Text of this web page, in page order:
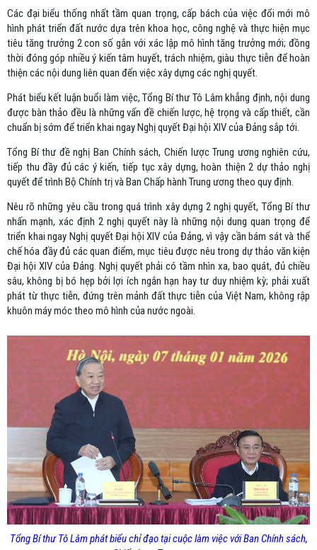
Các đại biểu thống nhất tầm quan trọng, cấp bách của việc đổi mới mô
hình phát triển đất nước dựa trên khoa học, công nghệ và thực hiện mục
tiêu tăng trưởng 2 con số gắn với xác lập mô hình tăng trưởng mới; đồng
thời đóng góp nhiều ý kiến tâm huyết, trách nhiệm, giàu thực tiễn để hoàn
thiện các nội dung liên quan đến việc xây dựng các nghị quyết.
Phát biểu kết luận buổi làm việc, Tổng Bí thư Tô Lâm khẳng định, nội dung
được bàn thảo đều là những vấn đề chiến lược, hệ trọng và cấp thiết, cần
chuẩn bị sớm để triển khai ngay Nghị quyết Đại hội XIV của Đảng sắp tới.
Tổng Bí thư đề nghị Ban Chính sách, Chiến lược Trung ương nghiên cứu,
tiếp thu đầy đủ các ý kiến, tiếp tục xây dựng, hoàn thiện 2 dự thảo nghị
quyết để trình Bộ Chính trị và Ban Chấp hành Trung ương theo quy định.
Nêu rõ những yêu cầu trong quá trình xây dựng 2 nghị quyết, Tổng Bí thư
nhấn mạnh, xác định 2 nghị quyết này là những nội dung quan trọng để
triển khai ngay Nghị quyết Đại hội XIV của Đảng, vì vậy cần bám sát và thể
chế hóa đầy đủ các quan điểm, mục tiêu được nêu trong dự thảo văn kiện
Đại hội XIV của Đảng. Nghị quyết phải có tầm nhìn xa, bao quát, đủ chiều
sâu, không bị bó hẹp bởi lợi ích ngắn hạn hay tư duy nhiệm kỳ; phải xuất
phát từ thực tiễn, đứng trên mảnh đất thực tiễn của Việt Nam, không rập
khuôn máy móc theo mô hình của nước ngoài.
Tổng Bí thư Tô Lâm phát biểu chỉ đạo tại cuộc làm việc với Ban Chính sách,